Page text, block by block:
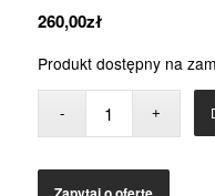
260,00zł
Produkt dostępny na